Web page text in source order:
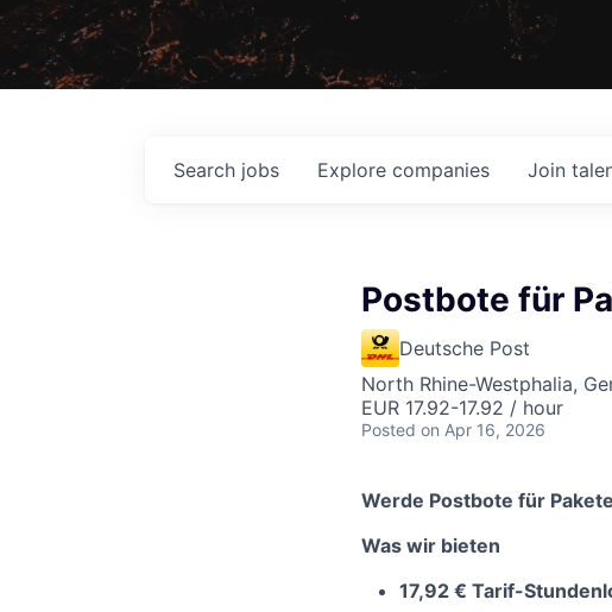
Search jobs Explore companies Join
Postbote für
Deutsche Post
North Rhine-Westphalia,
EUR 17.92-17.92 / hour
Posted on Apr 16, 2026
Werde Postbote für
Was wir bieten
17,92 € Tarif-